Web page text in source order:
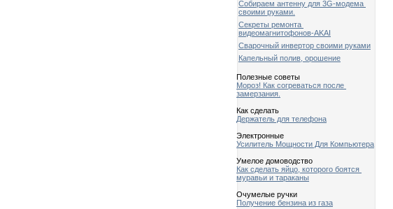
Собираем антенну для 3G-модема
своими руками.
Секреты ремонта
видеомагнитофонов-AKAI
Сварочный инвертор своими руками
Капельный полив, орошение
Полезные советы
Мороз! Как согреваться после
замерзания.
Как сделать
Держатель для телефона
Электронные
Усилитель Мощности Для Компьютера
Умелое домоводство
Как сделать яйцо, которого боятся
муравьи и тараканы
Очумелые ручки
Получение бензина из газа